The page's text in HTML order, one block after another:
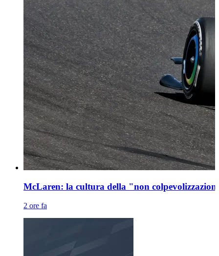
McLaren: la cultura della "non
2 ore fa